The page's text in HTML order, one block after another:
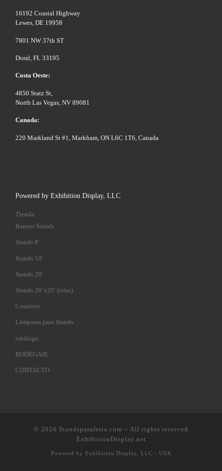
16192 Coastal Highway
Lewes, DE 19958
7801 NW 37th ST
Doral, FL 33195
Costa Oeste:
4850 Statz St,
North Las Vegas, NV 89081
Canada:
220 Markland St #1, Markham, ON L6C 1T6, Canada
Powered by Exhibition Display, LLC
Tienda
Banner Stands
Stands 8′
Stands 10′
Stands 20′
Stands 20’x20′ (islas)
Counters
Lámparas para Stands
catálogo
BODEGAJE
CONTACTO
© 2026 Standsparaferia.com – All rights reserved
ExhibitionDisplay.net
Powered by Exhibition Display, LLC - USA